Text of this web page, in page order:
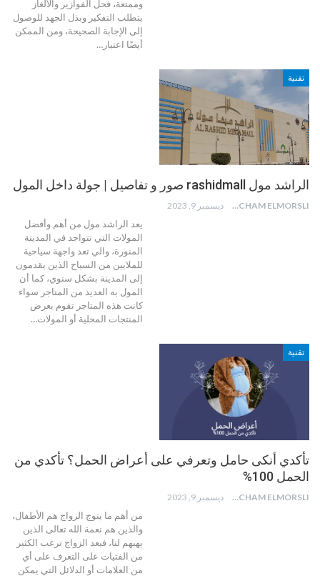
وممتعة، فحل الفوازير والألغاز
يتطلب التفكير وبذل الجهد للوصول
إلى الإجابة الصحيحة، ومن الممكن
أيضًا اعتبار …
تقنية
الراشد مول rashidmall صور و تفاصيل | جولة داخل المول
HICHAM ELMORSLI ديسمبر 9, 2023
يعد الراشد مول من أهم وأفضل
المولات التي تتواجد في المدينة
المنورة، والي تعد واجهة سياحية
للملايين من السياح الذين يقدمون
إلى المدينة بشكل سنوي، كما أن
المول به العديد من المتاجر سواء
كانت هذه المتاجر تقوم بعرض
المنتجات المحلية أو المولات…
تقنية
تأكدي أنكى حامل وتعرفي على أعراض الحمل؟ تأكدي من
الحمل 100%
HICHAM ELMORSLI ديسمبر 9, 2023
من أهم ما يتوج الزواج هم الأطفال،
والذين هم نعمة الله تعالى الذين
يهبهم لنا، فبعد الزواج ترغب الكثير
من الفتيات على التعرف على أي
من العلامات أو الدلائل التي يمكن